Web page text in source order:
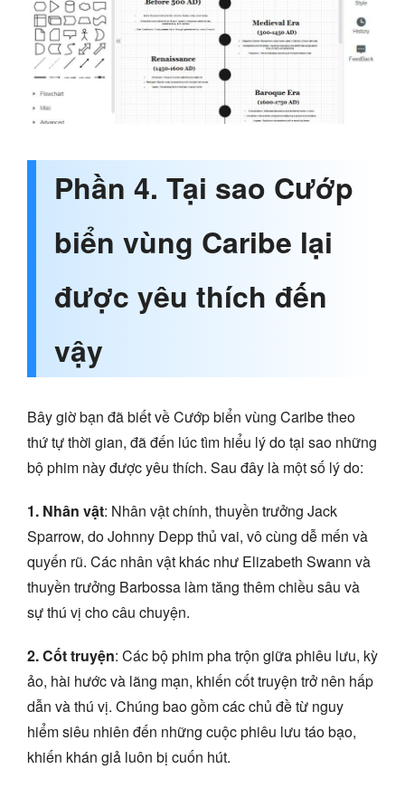
Phần 4. Tại sao Cướp
biển vùng Caribe lại
được yêu thích đến
vậy
Bây giờ bạn đã biết về Cướp biển vùng Caribe theo
thứ tự thời gian, đã đến lúc tìm hiểu lý do tại sao những
bộ phim này được yêu thích. Sau đây là một số lý do:
1. Nhân vật: Nhân vật chính, thuyền trưởng Jack
Sparrow, do Johnny Depp thủ vai, vô cùng dễ mến và
quyến rũ. Các nhân vật khác như Elizabeth Swann và
thuyền trưởng Barbossa làm tăng thêm chiều sâu và
sự thú vị cho câu chuyện.
2. Cốt truyện: Các bộ phim pha trộn giữa phiêu lưu, kỳ
ảo, hài hước và lãng mạn, khiến cốt truyện trở nên hấp
dẫn và thú vị. Chúng bao gồm các chủ đề từ nguy
hiểm siêu nhiên đến những cuộc phiêu lưu táo bạo,
khiến khán giả luôn bị cuốn hút.